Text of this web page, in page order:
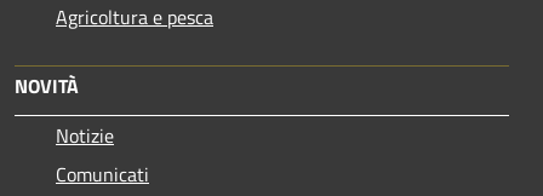
Agricoltura e pesca
NOVITÀ
Notizie
Comunicati